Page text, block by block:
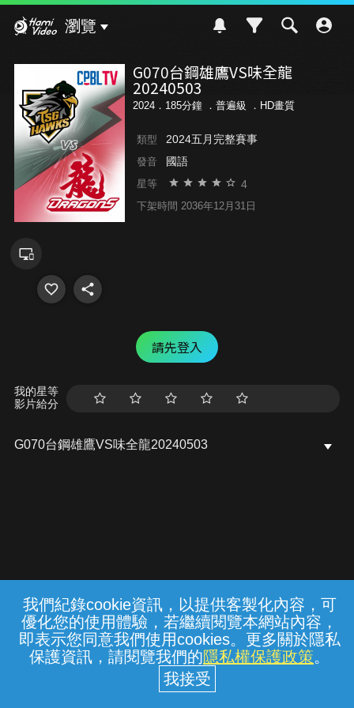
我們紀錄cookie資訊，以提供客製化內容，可
優化您的使用體驗，若繼續閱覽本網站內容，
即表示您同意我們使用cookies。更多關於隱私
保護資訊，請閱覽我們的隱私權保護政策。
瀏覽
G070台鋼雄鷹VS味全龍
20240503
2024．185分鐘 ． 普遍級 ．HD畫質
類型 2024五月完整賽事
發音 國語
星等 4
下架時間 2036年12月31日
請先登入
我的星等
影片給分
G070台鋼雄鷹VS味全龍20240503
常見問題 線上客服 服務條款 隱私權保護
中華電信股份有限公司個人家庭分公司
(統一編號：96979949) © 2026
{{notifyMsg}}